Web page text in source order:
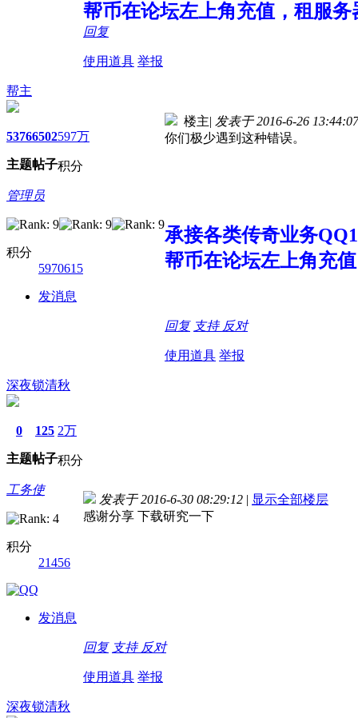
帮币在论坛左上角充值，租服务
回复
使用道具 举报
帮主
5376
主题
6502
帖子
597万
积分
管理员
积分
5970615
发消息
楼主| 发表于 2016-6-26 13:44:07
你们极少遇到这种错误。
承接各类传奇业务
帮币在论坛左上角充
回复 支持 反对
使用道具 举报
深夜锁清秋
0
主题
125
帖子
2万
积分
工务使
积分
21456
发消息
发表于 2016-6-30 08:29:12 | 显示全部楼层
感谢分享 下载研究一下
回复 支持 反对
使用道具 举报
深夜锁清秋